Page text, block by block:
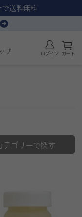
送料無料
プ
ログイン カート
テゴリーで探す